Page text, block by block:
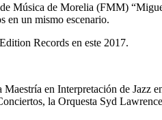
Música de Morelia (FMM)
en un mismo escenario.
Records en este 2017.
en Interpretación de Jazz
la Orquesta Syd